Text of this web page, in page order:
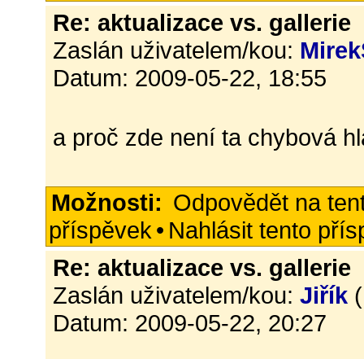
Re: aktualizace vs. gallerie
Zaslán uživatelem/kou:
Datum: 2009-05-22, 18:55
a proč zde není ta chybová
Možnosti: Odpovědět na
příspěvek • Nahlásit tento
Re: aktualizace vs. gallerie
Zaslán uživatelem/kou:Jiřík
Datum: 2009-05-22, 20:27